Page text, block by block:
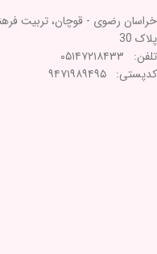
پلاک 30
تلفن: ۰۵۱۴۷۲۱۸۴۳۳
کدپستی: ۹۴۷۱۹۸۹۴۹۵